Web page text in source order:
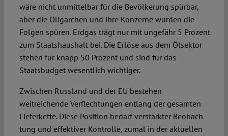
wäre nicht unmittelbar für die Bevölkerung spürbar,
aber die Oligarchen und ihre Konzerne würden die
Folgen spüren. Erdgas trägt nur mit ungefähr 5 Prozent
zum Staatshaushalt bei. Die Erlöse aus dem Ölsektor
stehen für knapp 50 Pro­zent und sind für das
Staatsbudget wesentlich wich­tiger.
Zwischen Russland und der EU bestehen
weitreichende Verflechtungen entlang der gesamten
Lieferkette. Diese Posi­tion bedarf verstärkter Beobach­
tung und effek­tiver Kontrolle, zumal in der aktuellen